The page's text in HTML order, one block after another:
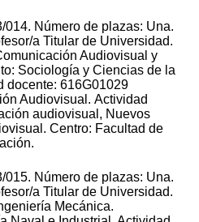
014. Número de plazas: Una.
a Titular de Universidad.
Audiovisual y
Sociología y Ciencias de la
docente: 616G01029
Audiovisual. Actividad
audiovisual, Nuevos
Centro: Facultad de
015. Número de plazas: Una.
a Titular de Universidad.
Mecánica.